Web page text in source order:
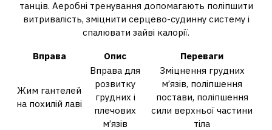
танців. Аеробні тренування допомагають поліпшити
витривалість, зміцнити серцево-судинну систему і
спалювати зайві калорії.
Вправа Опис Переваги
Жим гантелей
на похилій лаві
Вправа для
розвитку
грудних і
плечових
м’язів
Зміцнення грудних
м’язів, поліпшення
постави, поліпшення
сили верхньої частини
тіла